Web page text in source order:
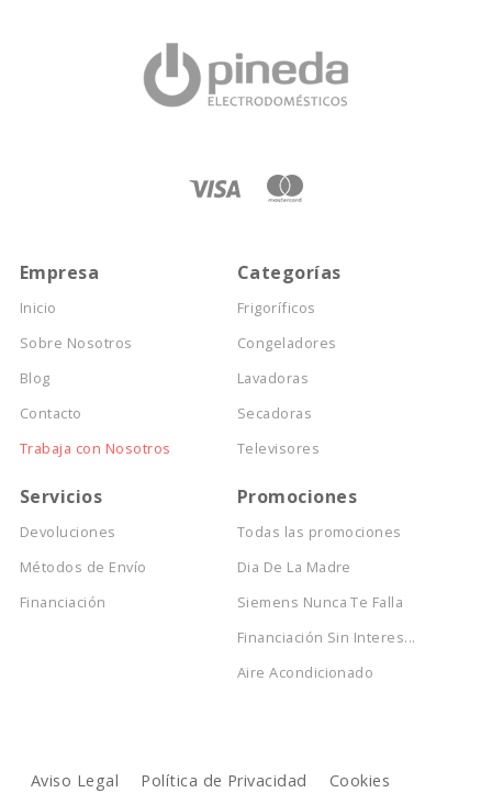
Empresa
Inicio
Sobre Nosotros
Blog
Contacto
Trabaja con Nosotros
Categorías
Frigoríficos
Congeladores
Lavadoras
Secadoras
Televisores
Servicios
Devoluciones
Métodos de Envío
Financiación
Promociones
Todas las promociones
Dia De La Madre
Siemens Nunca Te Falla
Financiación Sin Interes...
Aire Acondicionado
Aviso Legal Política de Privacidad Cookies